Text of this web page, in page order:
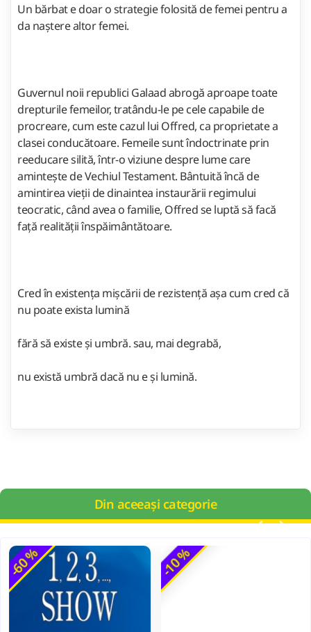
Un bărbat e doar o strategie folosită de femei pentru a
da naștere altor femei.
Guvernul noii republici Galaad abrogă aproape toate
drepturile femeilor, tratându-le pe cele capabile de
procreare, cum este cazul lui Offred, ca proprietate a
clasei conducătoare. Femeile sunt îndoctrinate prin
reeducare silită, într-o viziune despre lume care
amintește de Vechiul Testament. Bântuită încă de
amintirea vieții de dinaintea instaurării regimului
teocratic, când avea o familie, Offred se luptă să facă
față realității înspăimântătoare.
Cred în existența mișcării de rezistență așa cum cred că
nu poate exista lumină
fără să existe și umbră. sau, mai degrabă,
nu există umbră dacă nu e și lumină.
Din aceeași categorie
-60 % -10 %